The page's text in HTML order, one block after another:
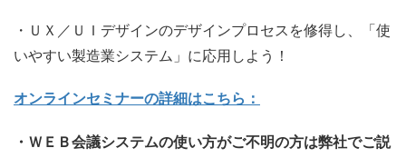
・ＵＸ／ＵＩデザインのデザインプロセスを修得し、「使
いやすい製造業システム」に応用しよう！
オンラインセミナーの詳細はこちら：
・ＷＥＢ会議システムの使い方がご不明の方は弊社でご説